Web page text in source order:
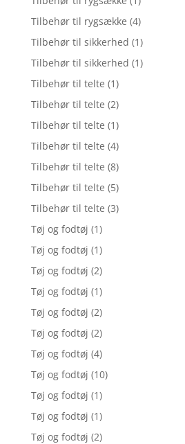
Tilbehør til rygsække (4)
Tilbehør til sikkerhed (1)
Tilbehør til sikkerhed (1)
Tilbehør til telte (1)
Tilbehør til telte (2)
Tilbehør til telte (1)
Tilbehør til telte (4)
Tilbehør til telte (8)
Tilbehør til telte (5)
Tilbehør til telte (3)
Tøj og fodtøj (1)
Tøj og fodtøj (1)
Tøj og fodtøj (2)
Tøj og fodtøj (1)
Tøj og fodtøj (2)
Tøj og fodtøj (2)
Tøj og fodtøj (4)
Tøj og fodtøj (10)
Tøj og fodtøj (1)
Tøj og fodtøj (1)
Tøj og fodtøj (2)